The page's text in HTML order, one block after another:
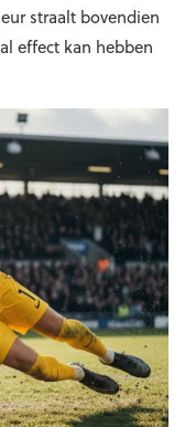
straalt bovendien
effect kan hebben